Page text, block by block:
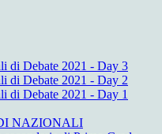
di Debate 2021 - Day 3
di Debate 2021 - Day 2
di Debate 2021 - Day 1
NAZIONALI